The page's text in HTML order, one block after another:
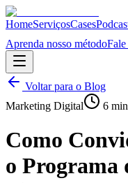
HomeServiçosCases
Aprenda nosso métodoFale
Voltar para o Blog
Marketing Digital
6
Como
o Programa